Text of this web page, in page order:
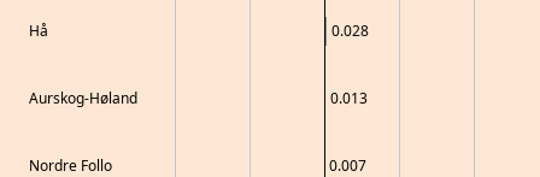
Hå
Aurskog-Høland
Nordre Follo
0.028
0.013
0.007